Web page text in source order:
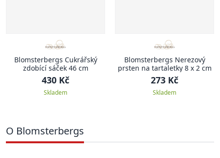
Blomsterbergs Cukrářský
zdobící sáček 46 cm
430 Kč
Skladem
Blomsterbergs Nerezový
prsten na tartaletky 8 x 2 cm
273 Kč
Skladem
O Blomsterbergs